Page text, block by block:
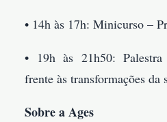
• 14h às 17h: Minicurso –
• 19h às 21h50:
frente às transformações da
Sobre a Ages